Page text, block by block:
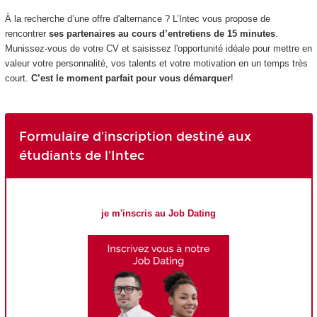
À la recherche d’une offre d'alternance ? L’Intec vous propose de
rencontrer ses partenaires au cours d’entretiens de 15 minutes.
Munissez-vous de votre CV et saisissez l'opportunité idéale pour mettre en
valeur votre personnalité, vos talents et votre motivation en un temps très
court. C’est le moment parfait pour vous démarquer!
Formulaire d'inscription destiné aux
étudiants de l'Intec
je m'inscris au Job Dating